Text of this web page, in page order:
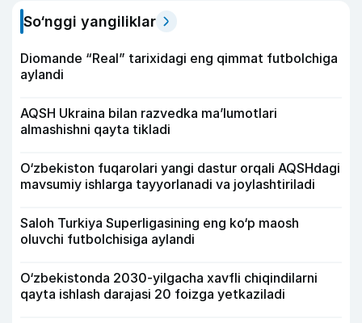
So‘nggi yangiliklar
Diomande “Real” tarixidagi eng qimmat futbolchiga
aylandi
AQSH Ukraina bilan razvedka ma’lumotlari
almashishni qayta tikladi
O‘zbekiston fuqarolari yangi dastur orqali AQSHdagi
mavsumiy ishlarga tayyorlanadi va joylashtiriladi
Saloh Turkiya Superligasining eng ko‘p maosh
oluvchi futbolchisiga aylandi
O‘zbekistonda 2030-yilgacha xavfli chiqindilarni
qayta ishlash darajasi 20 foizga yetkaziladi